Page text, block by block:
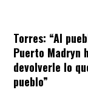
Torres: “Al
Puerto Madryn
devolverle lo
pueblo”